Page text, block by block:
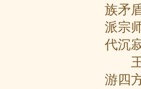
族矛
派宗
代沉
王
游四